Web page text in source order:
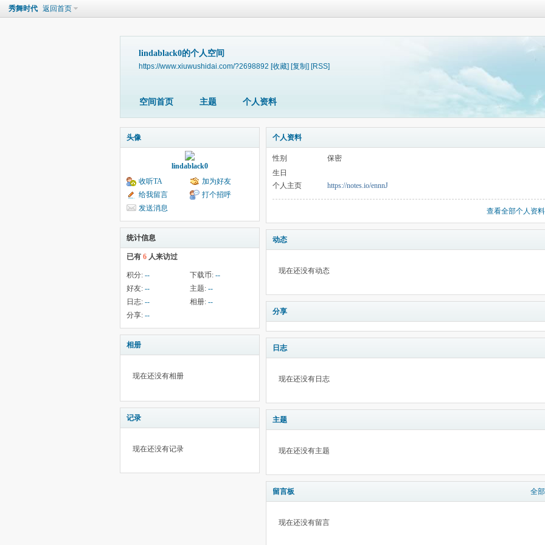
秀舞时代 返回首页
lindablack0的个人空间
https://www.xiuwushidai.com/?2698892 [收藏] [复制] [RSS]
空间首页 主题 个人资料
头像
lindablack0
收听TA
加为好友
给我留言
打个招呼
发送消息
统计信息
已有 6 人来访过
积分: -- 下载币: --
好友: -- 主题: --
日志: -- 相册: --
分享: --
相册
现在还没有相册
记录
现在还没有记录
个人资料
性别
保密
生日
个人主页
https://notes.io/ennnJ
查看全部个人资料
动态
现在还没有动态
分享
日志
现在还没有日志
主题
现在还没有主题
留言板 全部
现在还没有留言